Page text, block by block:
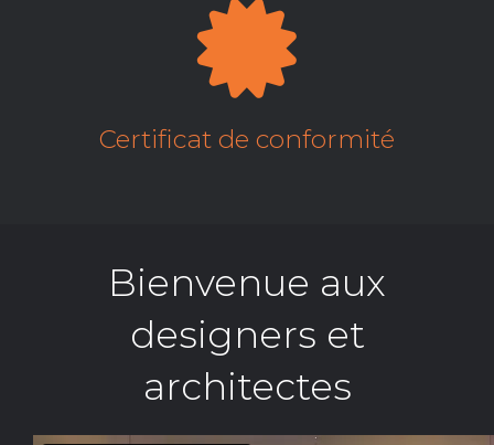
Certificat de conformité
Bienvenue aux
designers et
architectes